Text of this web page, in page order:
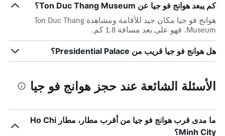
كم يبعد هوانج فو جيا عن Ton Duc Thang Museum؟
هوانج فو جيا مكان جيد للأقامة ومشاهدة Ton Duc Thang
Museum. فهو على بعد مسافة 1.8 كم.
هل هوانج فو جيا قريب من Presidential Palace؟
الأسئلة الشائعة عند حجز هوانج فو جيا
ما مدى قرب هوانج فو جيا من أقرب مطار، مطار Ho Chi
Minh City؟